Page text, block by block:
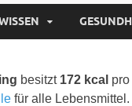
besitzt 172 kcal
für alle Lebensmittel.